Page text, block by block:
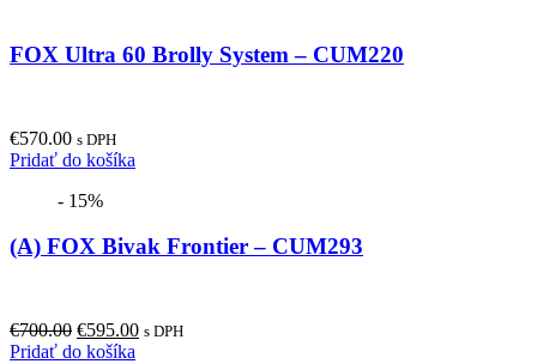
FOX Ultra 60 Brolly System – CUM220
€570.00 s DPH
Pridať do košíka
- 15%
(A) FOX Bivak Frontier – CUM293
€700.00 Original
price
€595.00Current
s DPH
Pridať do košíka